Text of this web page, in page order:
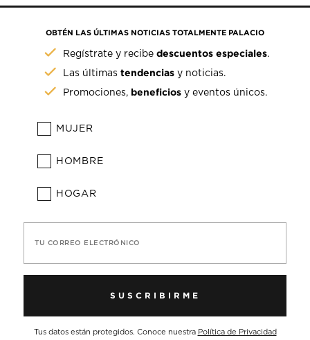
OBTÉN LAS ÚLTIMAS NOTICIAS TOTALMENTE PALACIO
Regístrate y recibedescuentos especiales.
Las últimastendencias y noticias.
Promociones, beneficios y eventos únicos.
MUJER
HOMBRE
HOGAR
TU CORREO ELECTRÓNICO
SUSCRIBIRME
Tus datos están protegidos. Conoce nuestra Política de Privacidad